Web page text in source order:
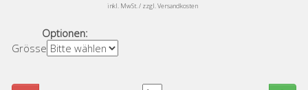
inkl. MwSt. / zzgl. Versandkosten
Optionen:
Grösse